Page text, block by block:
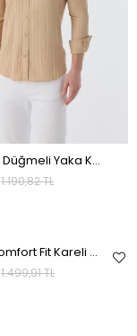
Bej Slim Fit Düğmeli Yaka Keten Karışımlı Desenli Gömlek
1.190,82 TL
Lacivert Comfort Fit Kareli %100 Keten Gömlek
1.499,91 TL